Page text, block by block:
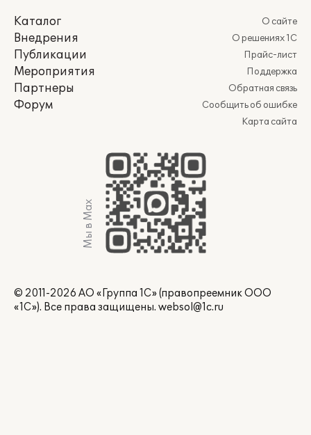
Каталог
Внедрения
Публикации
Мероприятия
Партнеры
Форум
О сайте
О решениях 1С
Прайс-лист
Поддержка
Обратная связь
Сообщить об ошибке
Карта сайта
Мы в Max
© 2011-2026 АО «Группа 1С» (правопреемник ООО
«1С»). Все права защищены. websol@1c.ru